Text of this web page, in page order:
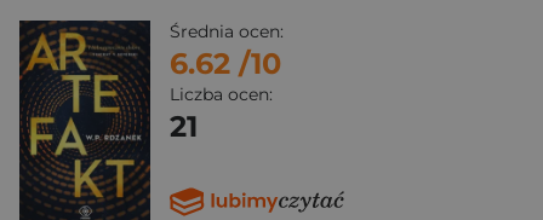
Średnia ocen:
6.62 /10
Liczba ocen:
21